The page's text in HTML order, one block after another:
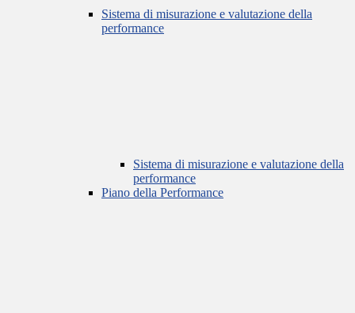
Sistema di misurazione e valutazione della
performance
Sistema di misurazione e valutazione della
performance
Piano della Performance